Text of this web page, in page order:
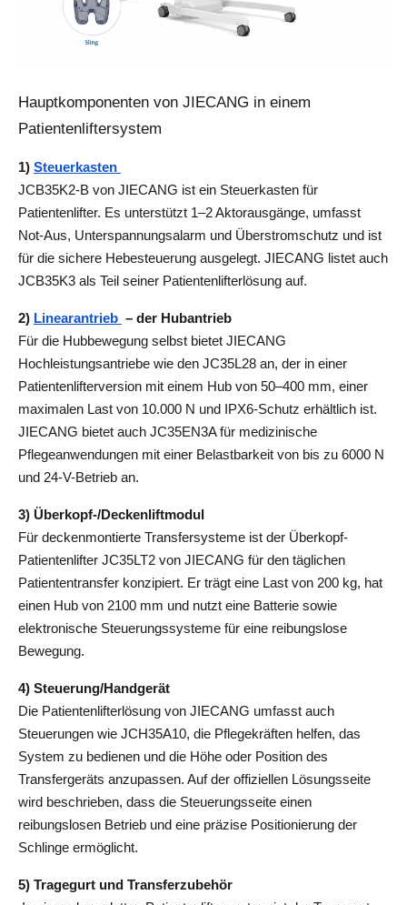
Hauptkomponenten von JIECANG in einem
Patientenliftersystem
1) Steuerkasten
JCB35K2-B von JIECANG ist ein Steuerkasten für
Patientenlifter. Es unterstützt 1–2 Aktorausgänge, umfasst
Not-Aus, Unterspannungsalarm und Überstromschutz und ist
für die sichere Hebesteuerung ausgelegt. JIECANG listet auch
JCB35K3 als Teil seiner Patientenlifterlösung auf.
2) Linearantrieb – der Hubantrieb
Für die Hubbewegung selbst bietet JIECANG
Hochleistungsantriebe wie den JC35L28 an, der in einer
Patientenlifterversion mit einem Hub von 50–400 mm, einer
maximalen Last von 10.000 N und IPX6-Schutz erhältlich ist.
JIECANG bietet auch JC35EN3A für medizinische
Pflegeanwendungen mit einer Belastbarkeit von bis zu 6000 N
und 24-V-Betrieb an.
3) Überkopf-/Deckenliftmodul
Für deckenmontierte Transfersysteme ist der Überkopf-
Patientenlifter JC35LT2 von JIECANG für den täglichen
Patiententransfer konzipiert. Er trägt eine Last von 200 kg, hat
einen Hub von 2100 mm und nutzt eine Batterie sowie
elektronische Steuerungssysteme für eine reibungslose
Bewegung.
4) Steuerung/Handgerät
Die Patientenlifterlösung von JIECANG umfasst auch
Steuerungen wie JCH35A10, die Pflegekräften helfen, das
System zu bedienen und die Höhe oder Position des
Transfergeräts anzupassen. Auf der offiziellen Lösungsseite
wird beschrieben, dass die Steuerungsseite einen
reibungslosen Betrieb und eine präzise Positionierung der
Schlinge ermöglicht.
5) Tragegurt und Transferzubehör